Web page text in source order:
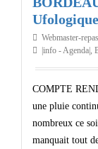
Webmaster-
|info - Agenda|,
COMPTE
une pluie
nombreux ce
manquait tout